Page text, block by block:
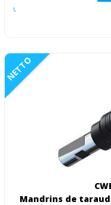
NETTO
Mandrins de